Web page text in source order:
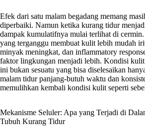
Efek dari satu malam begadang memang
diperbaiki. Namun ketika kurang tidur
dampak kumulatifnya mulai terlihat di
yang terganggu membuat kulit lebih mudah
minyak meningkat, dan inflammatory
faktor lingkungan menjadi lebih. Kondisi kulit
ini bukan sesuatu yang bisa diselesaikan
malam tidur panjang-butuh waktu dan
memulihkan kembali kondisi kulit seperti
Mekanisme Seluler: Apa yang Terjadi di
Tubuh Kurang Tidur